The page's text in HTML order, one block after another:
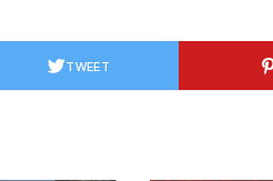
TWEET